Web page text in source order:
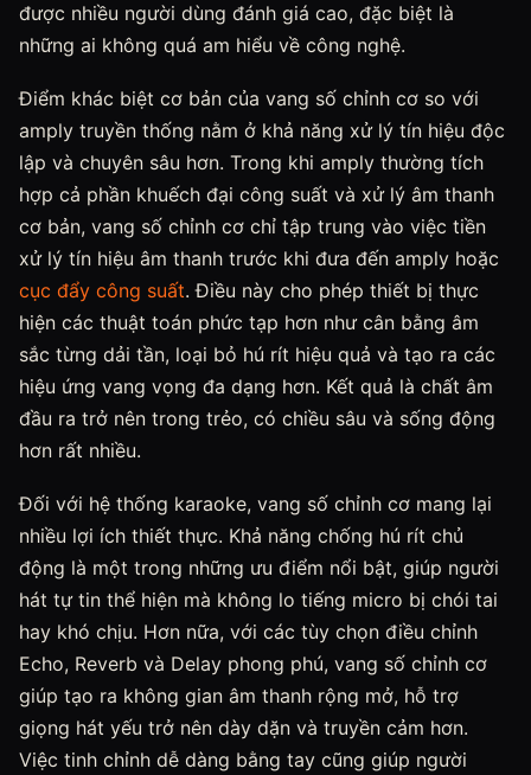
được nhiều người dùng đánh giá cao, đặc biệt là
những ai không quá am hiểu về công nghệ.
Điểm khác biệt cơ bản của vang số chỉnh cơ so với
amply truyền thống nằm ở khả năng xử lý tín hiệu độc
lập và chuyên sâu hơn. Trong khi amply thường tích
hợp cả phần khuếch đại công suất và xử lý âm thanh
cơ bản, vang số chỉnh cơ chỉ tập trung vào việc tiền
xử lý tín hiệu âm thanh trước khi đưa đến amply hoặc
cục đẩy công suất. Điều này cho phép thiết bị thực
hiện các thuật toán phức tạp hơn như cân bằng âm
sắc từng dải tần, loại bỏ hú rít hiệu quả và tạo ra các
hiệu ứng vang vọng đa dạng hơn. Kết quả là chất âm
đầu ra trở nên trong trẻo, có chiều sâu và sống động
hơn rất nhiều.
Đối với hệ thống karaoke, vang số chỉnh cơ mang lại
nhiều lợi ích thiết thực. Khả năng chống hú rít chủ
động là một trong những ưu điểm nổi bật, giúp người
hát tự tin thể hiện mà không lo tiếng micro bị chói tai
hay khó chịu. Hơn nữa, với các tùy chọn điều chỉnh
Echo, Reverb và Delay phong phú, vang số chỉnh cơ
giúp tạo ra không gian âm thanh rộng mở, hỗ trợ
giọng hát yếu trở nên dày dặn và truyền cảm hơn.
Việc tinh chỉnh dễ dàng bằng tay cũng giúp người